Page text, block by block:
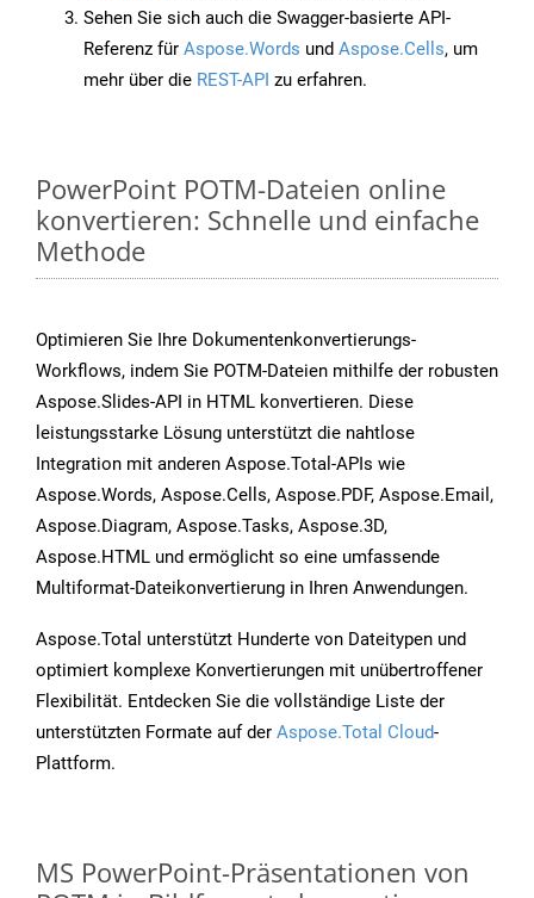
Sehen Sie sich auch die Swagger-basierte API-
Referenz für Aspose.Words und Aspose.Cells, um
mehr über die REST-API zu erfahren.
PowerPoint POTM-Dateien online
konvertieren: Schnelle und einfache
Methode
Optimieren Sie Ihre Dokumentenkonvertierungs-
Workflows, indem Sie POTM-Dateien mithilfe der robusten
Aspose.Slides-API in HTML konvertieren. Diese
leistungsstarke Lösung unterstützt die nahtlose
Integration mit anderen Aspose.Total-APIs wie
Aspose.Words, Aspose.Cells, Aspose.PDF, Aspose.Email,
Aspose.Diagram, Aspose.Tasks, Aspose.3D,
Aspose.HTML und ermöglicht so eine umfassende
Multiformat-Dateikonvertierung in Ihren Anwendungen.
Aspose.Total unterstützt Hunderte von Dateitypen und
optimiert komplexe Konvertierungen mit unübertroffener
Flexibilität. Entdecken Sie die vollständige Liste der
unterstützten Formate auf der Aspose.Total Cloud-
Plattform.
MS PowerPoint-Präsentationen von